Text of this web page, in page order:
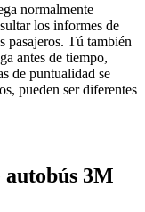
normalmente
los informes de
pasajeros. Tú también
antes de tiempo,
de puntualidad se
pueden ser diferentes
autobús 3M